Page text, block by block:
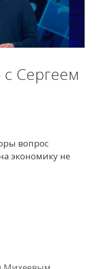
Сергеем
вопрос
экономику не